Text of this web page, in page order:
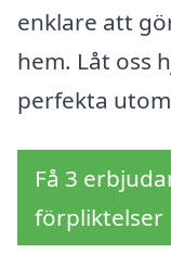
enklare att
hem. Låt oss
perfekta
Få 3
förpliktelser